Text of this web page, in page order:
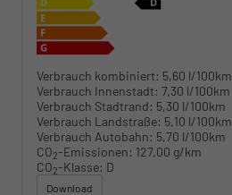
Verbrauch kombiniert: 5,60 l/100km
Verbrauch Innenstadt: 7,30 l/100km
Verbrauch Stadtrand: 5,30 l/100km
Verbrauch Landstraße: 5,10 l/100km
Verbrauch Autobahn: 5,70 l/100km
CO2-Emissionen: 127,00 g/km
CO2-Klasse: D
Download